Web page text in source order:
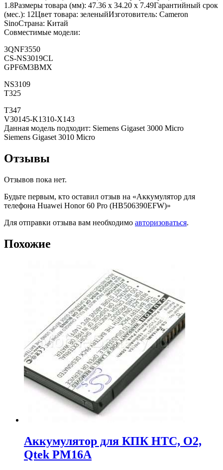
1.8Размеры товара (мм): 47.36 x 34.20 x 7.49Гарантийный срок
(мес.): 12Цвет товара: зеленыйИзготовитель: Cameron
SinoСтрана: Китай
Совместимые модели:
3QNF3550
CS-NS3019CL
GPF6M3BMX
NS3109
T325
T347
V30145-K1310-X143
Данная модель подходит: Siemens Gigaset 3000 Micro
Siemens Gigaset 3010 Micro
Отзывы
Отзывов пока нет.
Будьте первым, кто оставил отзыв на «Аккумулятор для
телефона Huawei Honor 60 Pro (HB506390EFW)»
Для отправки отзыва вам необходимо авторизоваться.
Похожие
Аккумулятор для КПК HTC, O2,
Qtek PM16A